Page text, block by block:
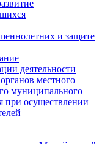
и защите
деятельности
местного
муниципального
при осуществлении